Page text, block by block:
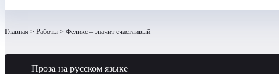
Главная Работы Феликс – значит счастливый
Проза на русском языке